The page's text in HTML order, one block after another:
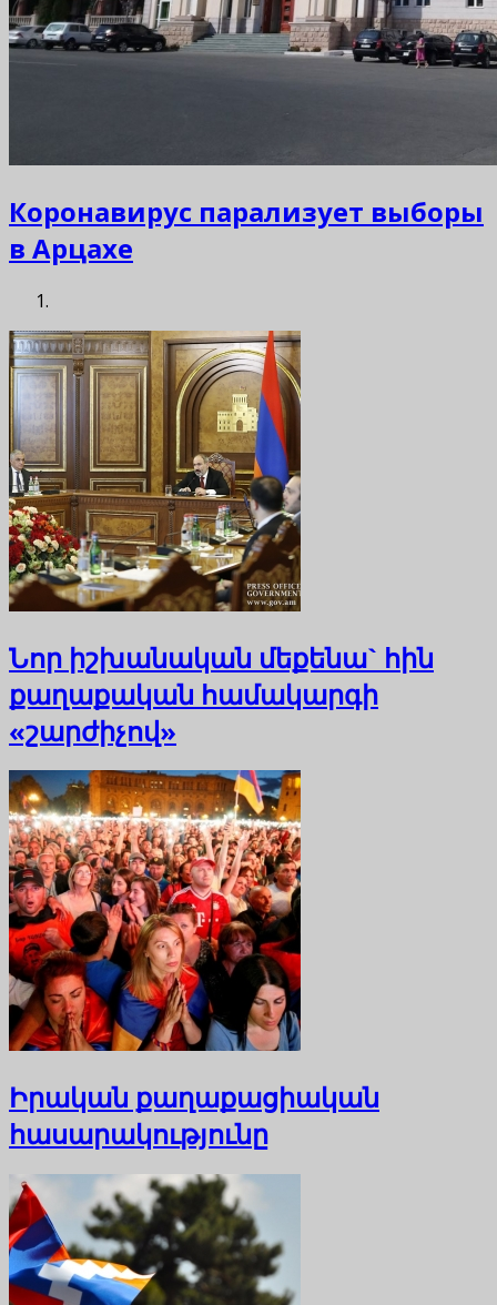
Коронавирус парализует выборы
в Арцахе
Նոր իշխանական մեքենա` հին
քաղաքական համակարգի
«շարժիչով»
Իրական քաղաքացիական
հասարակությունը